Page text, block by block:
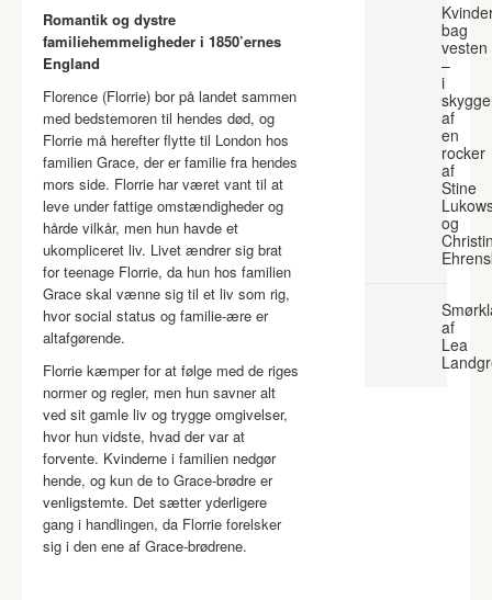
Romantik og dystre
familiehemmeligheder i 1850’ernes
England
Florence (Florrie) bor på landet sammen
med bedstemoren til hendes død, og
Florrie må herefter flytte til London hos
familien Grace, der er familie fra hendes
mors side. Florrie har været vant til at
leve under fattige omstændigheder og
hårde vilkår, men hun havde et
ukompliceret liv. Livet ændrer sig brat
for teenage Florrie, da hun hos familien
Grace skal vænne sig til et liv som rig,
hvor social status og familie-ære er
altafgørende.
Florrie kæmper for at følge med de riges
normer og regler, men hun savner alt
ved sit gamle liv og trygge omgivelser,
hvor hun vidste, hvad der var at
forvente. Kvinderne i familien nedgør
hende, og kun de to Grace-brødre er
venligstemte. Det sætter yderligere
gang i handlingen, da Florrie forelsker
sig i den ene af Grace-brødrene.
bag
vesten
–
i
af
en
rocker
af
Stine
og
af
Lea